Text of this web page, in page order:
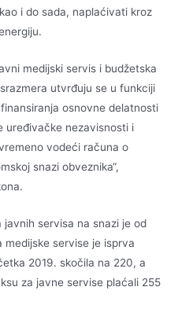
i do sada, naplaćivati kroz
medijski servis i budžetska
utvrđuju se u funkciji
osnovne delatnosti
uređivačke nezavisnosti i
vodeći računa o
snazi obveznika“,
javnih servisa na snazi je od
medijske servise je isprva
2019. skočila na 220, a
za javne servise plaćali 255